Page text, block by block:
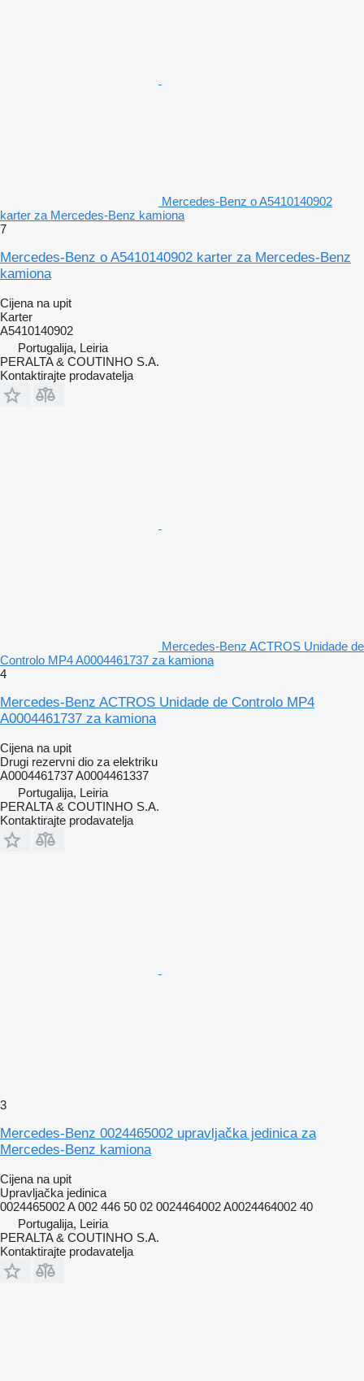
Mercedes-Benz o A5410140902
karter za Mercedes-Benz kamiona
7
Mercedes-Benz o A5410140902 karter za Mercedes-Benz
kamiona
Cijena na upit
Karter
A5410140902
Portugalija, Leiria
PERALTA & COUTINHO S.A.
Kontaktirajte prodavatelja
Mercedes-Benz ACTROS Unidade de
Controlo MP4 A0004461737 za kamiona
4
Mercedes-Benz ACTROS Unidade de Controlo MP4
A0004461737 za kamiona
Cijena na upit
Drugi rezervni dio za elektriku
A0004461737 A0004461337
Portugalija, Leiria
PERALTA & COUTINHO S.A.
Kontaktirajte prodavatelja
3
Mercedes-Benz 0024465002 upravljačka jedinica za
Mercedes-Benz kamiona
Cijena na upit
Upravljačka jedinica
0024465002 A 002 446 50 02 0024464002 A0024464002 40
Portugalija, Leiria
PERALTA & COUTINHO S.A.
Kontaktirajte prodavatelja